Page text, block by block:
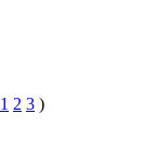
1 2 3 )